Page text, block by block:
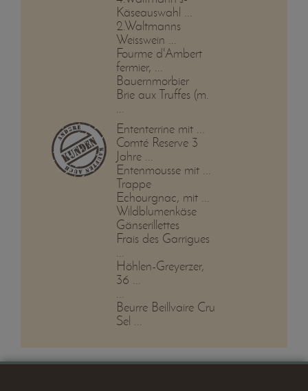
Käseauswahl ...
2.Waltmanns
Weisswein ...
Fourme d'Ambert
fermier, ...
Bauernmorbier
Brie aux Truffes (m.
...
Ententerrine mit ...
Comté Reserve 3
Jahre ...
Entenmousse mit ...
Trappe
Echourgnac, mit ...
Wildblumenkäse
Gänserillettes
Frais des Garrigues
...
Höhlen-Greyerzer,
36 ...
...
Beurre Beillvaire Cru
Sel ...